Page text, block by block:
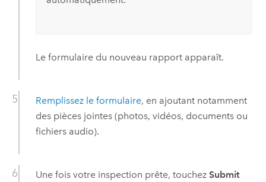
Le formulaire du nouveau rapport apparaît.
Remplissez le formulaire, en ajoutant notamment
des pièces jointes (photos, vidéos, documents ou
fichiers audio).
Une fois votre inspection prête, touchez Submit